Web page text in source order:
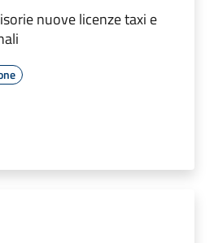
nuove licenze taxi e